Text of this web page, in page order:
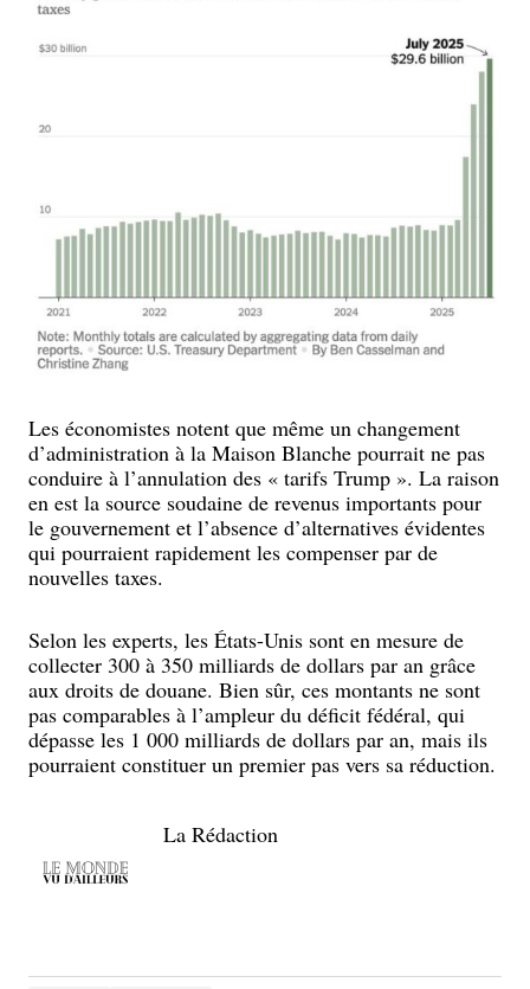
Les économistes notent que même un changement
d’administration à la Maison Blanche pourrait ne pas
conduire à l’annulation des « tarifs Trump ». La raison
en est la source soudaine de revenus importants pour
le gouvernement et l’absence d’alternatives évidentes
qui pourraient rapidement les compenser par de
nouvelles taxes.
Selon les experts, les États-Unis sont en mesure de
collecter 300 à 350 milliards de dollars par an grâce
aux droits de douane. Bien sûr, ces montants ne sont
pas comparables à l’ampleur du déficit fédéral, qui
dépasse les 1 000 milliards de dollars par an, mais ils
pourraient constituer un premier pas vers sa réduction.
La Rédaction